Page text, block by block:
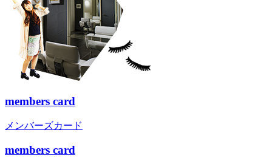
members card
メンバーズカード
members card